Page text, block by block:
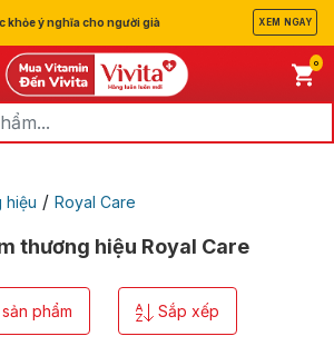
khỏe ý nghĩa cho người già XEM NGAY
0
hiệu / Royal Care
thương hiệu Royal Care
phẩm Sắp xếp